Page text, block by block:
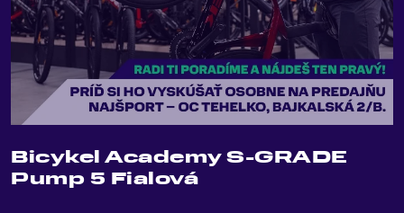
Bicykel Academy S-GRADE
Pump 5 Fialová